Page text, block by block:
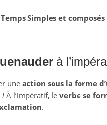
Temps Simples et
à
une action sous la forme
!À l’impératif, le verbe se
.